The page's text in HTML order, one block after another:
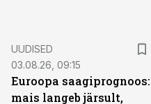
UUDISED
03.08.26, 09:15
Euroopa saagiprognoos:
mais langeb järsult,